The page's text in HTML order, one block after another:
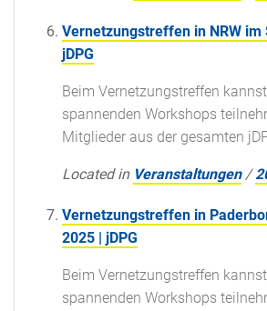
Vernetzungstreffen in NRW im
jDPG
Beim Vernetzungstreffen
spannenden Workshops
Mitglieder aus der gesamten
Located in Veranstaltungen /
Vernetzungstreffen in
2025 | jDPG
Beim Vernetzungstreffen
spannenden Workshops